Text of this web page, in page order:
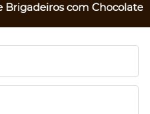
Brigadeiros com Chocolate